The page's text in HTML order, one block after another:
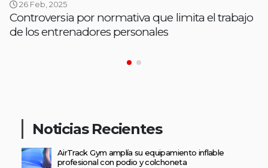
26 Feb, 2025
Controversia por normativa que limita el trabajo
de los entrenadores personales
Noticias Recientes
AirTrack Gym amplía su equipamiento inflable
profesional con podio y colchoneta